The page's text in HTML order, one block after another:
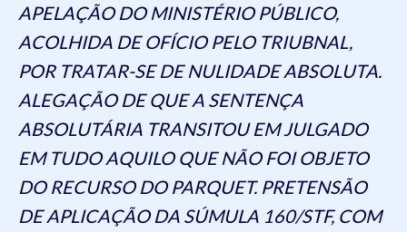
APELAÇÃO DO MINISTÉRIO PÚBLICO,
ACOLHIDA DE OFÍCIO PELO TRIUBNAL,
POR TRATAR-SE DE NULIDADE ABSOLUTA.
ALEGAÇÃO DE QUE A SENTENÇA
ABSOLUTÁRIA TRANSITOU EM JULGADO
EM TUDO AQUILO QUE NÃO FOI OBJETO
DO RECURSO DO PARQUET. PRETENSÃO
DE APLICAÇÃO DA SÚMULA 160/STF, COM